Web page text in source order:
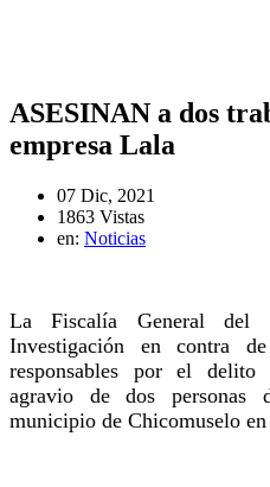
ASESINAN a dos
empresa Lala
07 Dic, 2021
1863 Vistas
en: Noticias
La Fiscalía General del
Investigación en contra
responsables por el
agravio de dos personas
municipio de Chicomuselo en